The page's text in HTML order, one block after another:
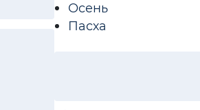
Осень
Пасха